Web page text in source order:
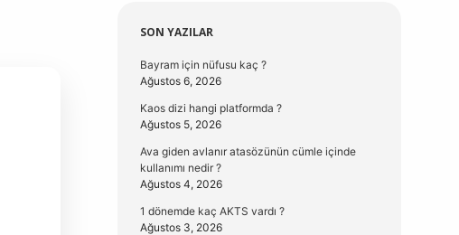
Sidebar
SON YAZILAR
Bayram için nüfusu kaç ?
Ağustos 6, 2026
Kaos dizi hangi platformda ?
Ağustos 5, 2026
Ava giden avlanır atasözünün cümle içinde
kullanımı nedir ?
Ağustos 4, 2026
1 dönemde kaç AKTS vardı ?
Ağustos 3, 2026